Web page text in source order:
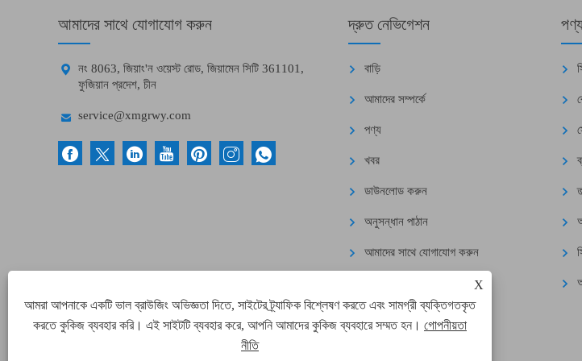
X
আমরা আপনাকে একটি ভাল ব্রাউজিং অভিজ্ঞতা দিতে, সাইটের ট্র্যাফিক বিশ্লেষণ করতে এবং সামগ্রী ব্যক্তিগতকৃত
করতে কুকিজ ব্যবহার করি। এই সাইটটি ব্যবহার করে, আপনি আমাদের কুকিজ ব্যবহারে সম্মত হন। গোপনীয়তা
নীতি
আমাদের সাথে যোগাযোগ করুন

নং 8063, জিয়াং'ন ওয়েস্ট রোড, জিয়ামেন সিটি 361101,
ফুজিয়ান প্রদেশ, চীন
 service@xmgrwy.com
দ্রুত নেভিগেশন
বাড়ি
আমাদের সম্পর্কে
পণ্য
খবর
ডাউনলোড করুন
অনুসন্ধান পাঠান
আমাদের সাথে যোগাযোগ করুন